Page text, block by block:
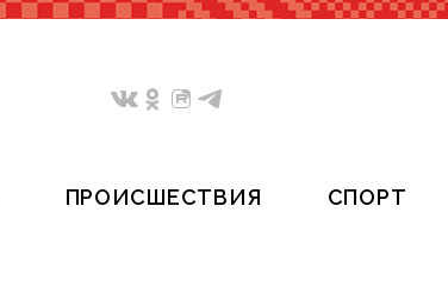
ПРОИСШЕСТВИЯ СПОРТ